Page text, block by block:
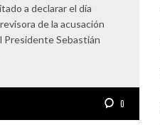
a declarar el día
de la acusación
Sebastián
0